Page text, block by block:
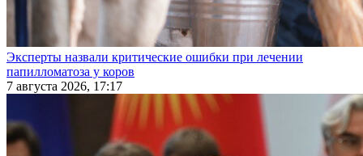
Эксперты назвали критические ошибки при лечении
папилломатоза у коров
7 августа 2026, 17:17